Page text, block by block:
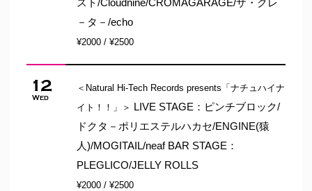
スト/Cloudnine/CROMAGARAGE/ザ・クレ
－タ－/echo
¥2000 / ¥2500
12
Wed
＜Natural Hi-Tech Records presents「ナチュハイナ
イト！！」＞ LIVE STAGE：ピンチブロック/
ドクタ－ポリエステルハカセ/ENGINE(猿
人)/MOGITAIL/neaf BAR STAGE：
PLEGLICO/JELLY ROLLS
¥2000 / ¥2500